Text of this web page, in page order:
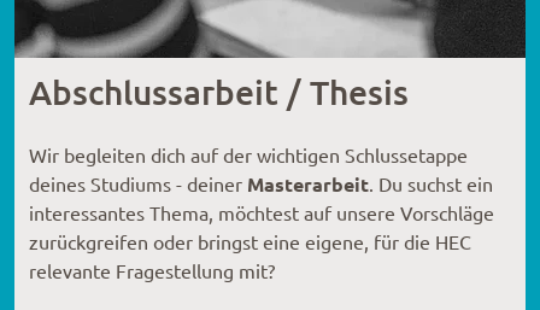
Abschlussarbeit / Thesis
Wir begleiten dich auf der wichtigen Schlussetappe
deines Studiums - deiner Masterarbeit. Du suchst ein
interessantes Thema, möchtest auf unsere Vorschläge
zurückgreifen oder bringst eine eigene, für die HEC
relevante Fragestellung mit?